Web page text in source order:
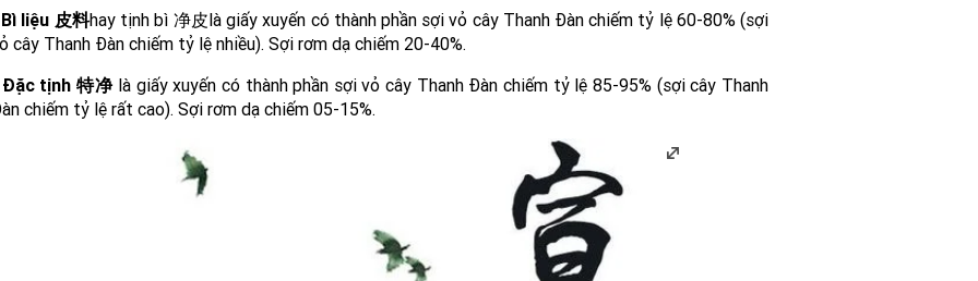
liệu 皮料hay tịnh bì 净皮là giấy xuyến có thành phần sợi vỏ cây Thanh Đàn chiếm tỷ lệ 60-80% (sợi
cây Thanh Đàn chiếm tỷ lệ nhiều). Sợi rơm dạ chiếm 20-40%.
tịnh 特净là giấy xuyến có thành phần sợi vỏ cây Thanh Đàn chiếm tỷ lệ 85-95% (sợi cây Thanh
chiếm tỷ lệ rất cao). Sợi rơm dạ chiếm 05-15%.